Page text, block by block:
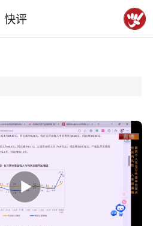
快评
下拉刷新